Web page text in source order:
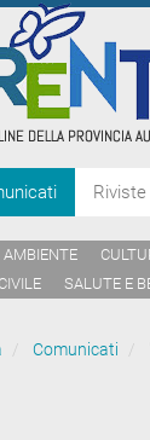
Riviste
AMBIENTE
SALUTE E
Comunicati